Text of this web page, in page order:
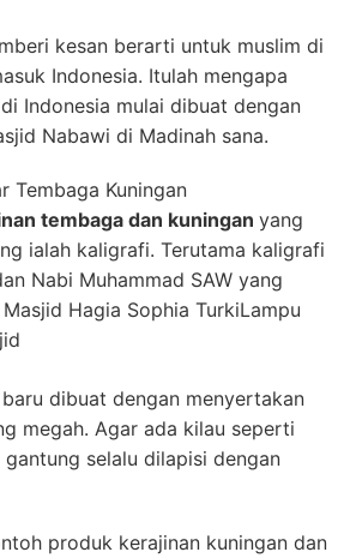
kesan berarti untuk muslim di
Indonesia. Itulah mengapa
Indonesia mulai dibuat dengan
Nabawi di Madinah sana.
Tembaga Kuningan
tembaga dan kuningan yang
ialah kaligrafi. Terutama kaligrafi
Nabi Muhammad SAW yang
Hagia Sophia TurkiLampu
dibuat dengan menyertakan
megah. Agar ada kilau seperti
selalu dilapisi dengan
produk kerajinan kuningan dan